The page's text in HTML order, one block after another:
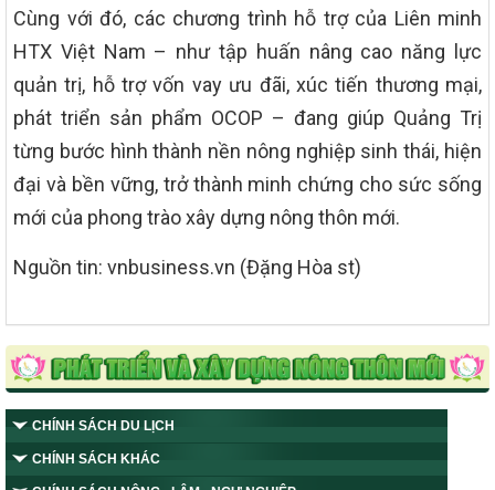
Cùng với đó, các chương trình hỗ trợ của Liên minh
HTX Việt Nam – như tập huấn nâng cao năng lực
quản trị, hỗ trợ vốn vay ưu đãi, xúc tiến thương mại,
phát triển sản phẩm OCOP – đang giúp Quảng Trị
từng bước hình thành nền nông nghiệp sinh thái, hiện
đại và bền vững, trở thành minh chứng cho sức sống
mới của phong trào xây dựng nông thôn mới.
Nguồn tin: vnbusiness.vn (Đặng Hòa st)
CHÍNH SÁCH DU LỊCH
CHÍNH SÁCH KHÁC